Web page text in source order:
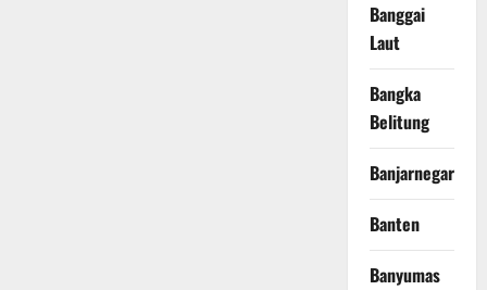
Banggai
Laut
Bangka
Belitung
Banjarnegara
Banten
Banyumas